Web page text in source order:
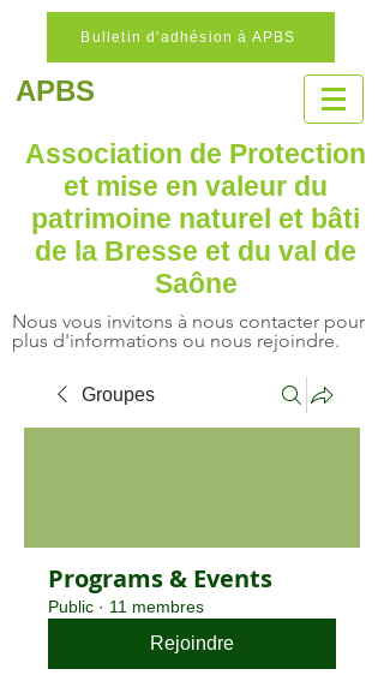
Bulletin d'adhésion à APBS
APBS
Association de Protection
et mise en valeur du
patrimoine naturel et bâti
de la Bresse et du val de
Saône
Nous vous invitons à nous contacter pour
plus d'informations ou nous rejoindre.
Groupes
Programs & Events
Public · 11 membres
Rejoindre